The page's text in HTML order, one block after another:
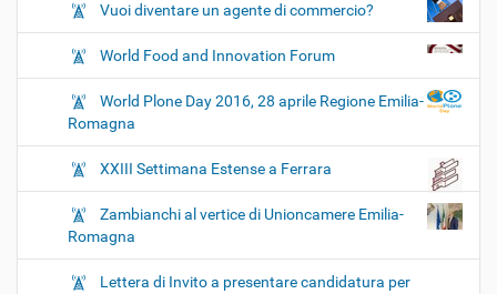
Vuoi diventare un agente di commercio?
World Food and Innovation Forum
World Plone Day 2016, 28 aprile Regione Emilia-
Romagna
XXIII Settimana Estense a Ferrara
Zambianchi al vertice di Unioncamere Emilia-
Romagna
Lettera di Invito a presentare candidatura per